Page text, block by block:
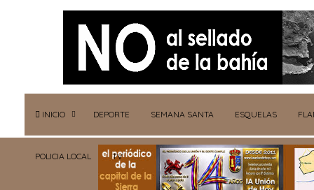
INICIO DEPORTE SEMANA SANTA ESQUELAS
POLICIA LOCAL TV